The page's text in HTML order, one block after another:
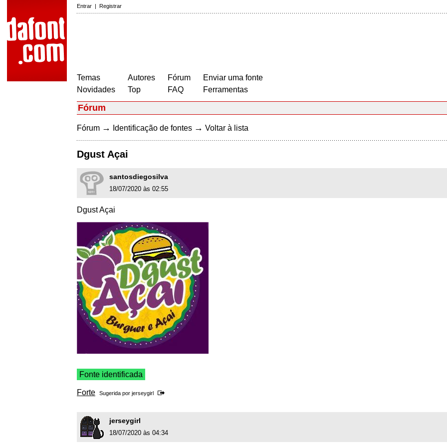
Entrar | Registrar
Temas
Novidades
Autores
Top
Fórum
FAQ
Enviar uma fonte
Ferramentas
Fórum
Fórum → Identificação de fontes → Voltar à lista
Dgust Açai
santosdiegosilva
18/07/2020 às 02:55
Dgust Açai
Fonte identificada
Forte Sugerida por jerseygirl
jerseygirl
18/07/2020 às 04:34